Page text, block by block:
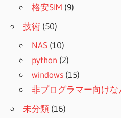
格安SIM (9)
技術 (50)
NAS (10)
python (2)
windows (15)
非プログラマー向け
未分類 (16)